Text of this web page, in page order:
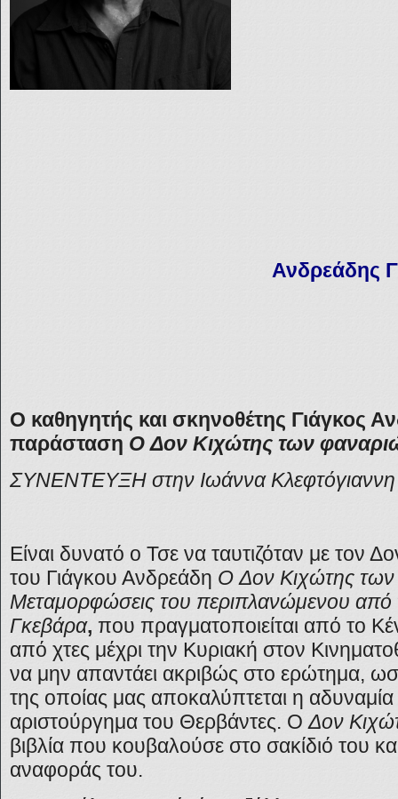
Ανδρεάδης
Ο καθηγητής και σκηνοθέτης Γιάγκος
παράσταση O Δον Κιχώτης των
ΣΥΝΕΝΤΕΥΞΗ στην Ιωάννα Κλεφτόγιαννη
Είναι δυνατό ο Τσε να ταυτιζόταν με τον
του Γιάγκου Ανδρεάδη O Δον Κιχώτης
Μεταμορφώσεις του περιπλανώμενου από
Γκεβάρα, που πραγματοποιείται από το
από χτες μέχρι την Κυριακή στον
να μην απαντάει ακριβώς στο ερώτημα,
της οποίας μας αποκαλύπτεται η αδυναμία
αριστούργημα του Θερβάντες. ΟΔον
βιβλία που κουβαλούσε στο σακίδιό του
αναφοράς του.